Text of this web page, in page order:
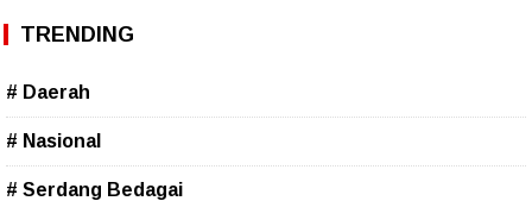
TRENDING
# Daerah
# Nasional
# Serdang Bedagai